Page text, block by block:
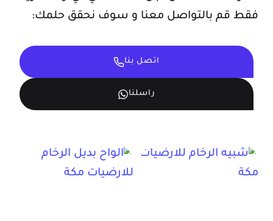
فقط قم بالتواصل معنا و سوف نحقق حلمك:
اتصل بنا
راسلنا